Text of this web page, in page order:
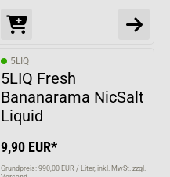
5LIQ
5LIQ Fresh
Bananarama NicSalt
Liquid
9,90 EUR*
Grundpreis: 990,00 EUR / Liter inkl. MwSt. zzgl.